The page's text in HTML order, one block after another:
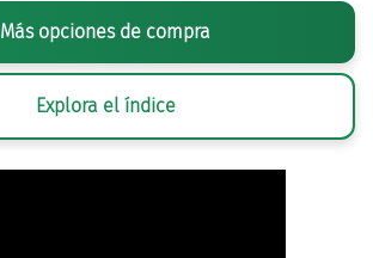
Más opciones de compra
Explora el índice